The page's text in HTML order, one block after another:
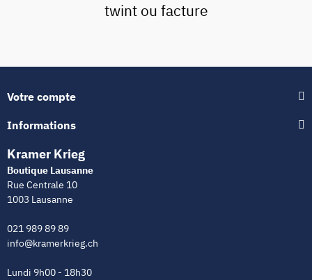
twint ou facture
Votre compte
Informations
Kramer Krieg
Boutique Lausanne
Rue Centrale 10
1003 Lausanne
021 989 89 89
info@kramerkrieg.ch
Lundi 9h00 - 18h30